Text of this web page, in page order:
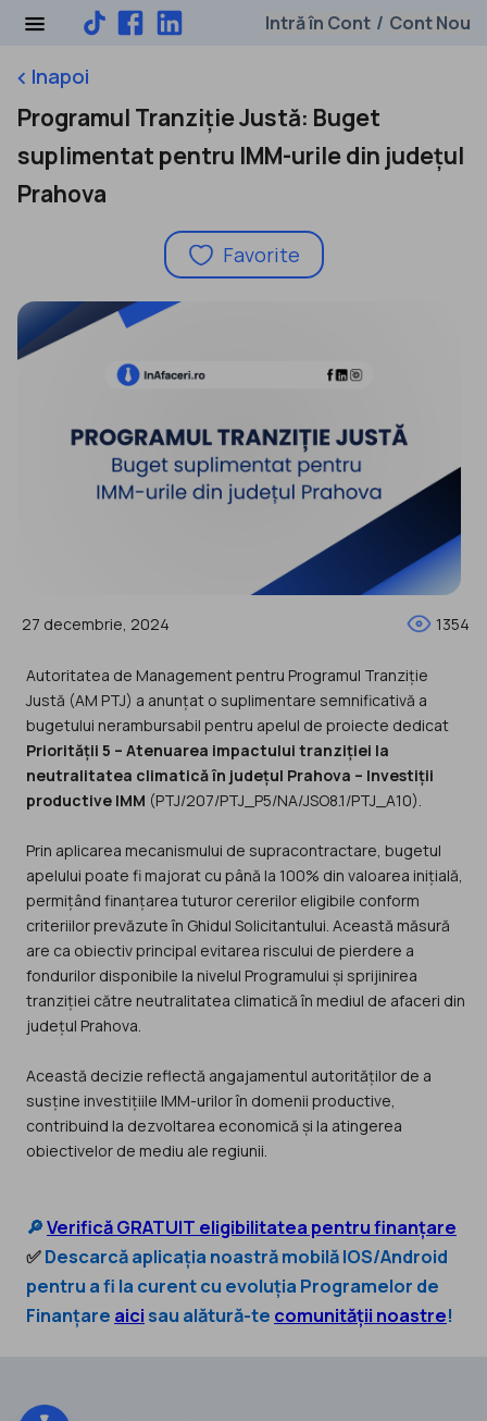
Intră în Cont / Cont Nou
keyboard_arrow_leftInapoi
Programul Tranziție Justă: Buget
suplimentat pentru IMM-urile din județul
Prahova
Favorite
27 decembrie, 2024 1354
Autoritatea de Management pentru Programul Tranziție
Justă (AM PTJ) a anunțat o suplimentare semnificativă a
bugetului nerambursabil pentru apelul de proiecte dedicat
Priorității 5 – Atenuarea impactului tranziției la
neutralitatea climatică în județul Prahova – Investiții
productive IMM (PTJ/207/PTJ_P5/NA/JSO8.1/PTJ_A10).
Prin aplicarea mecanismului de supracontractare, bugetul
apelului poate fi majorat cu până la 100% din valoarea inițială,
permițând finanțarea tuturor cererilor eligibile conform
criteriilor prevăzute în Ghidul Solicitantului. Această măsură
are ca obiectiv principal evitarea riscului de pierdere a
fondurilor disponibile la nivelul Programului și sprijinirea
tranziției către neutralitatea climatică în mediul de afaceri din
județul Prahova.
Această decizie reflectă angajamentul autorităților de a
susține investițiile IMM-urilor în domenii productive,
contribuind la dezvoltarea economică și la atingerea
obiectivelor de mediu ale regiunii.
🔎Verifică GRATUIT eligibilitatea pentru finanțare
✅Descarcă aplicația noastră mobilă IOS/Android
pentru a fi la curent cu evoluția Programelor de
Finanțare aici sau alătură-te comunității noastre!